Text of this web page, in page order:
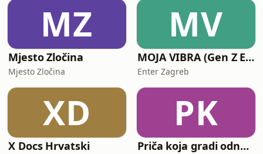
MZ
Mjesto Zločina
Mjesto Zločina
MV
MOJA VIBRA (Gen Z ENTER podcast)
Enter Zagreb
XD
X Docs Hrvatski
PK
Priča koja gradi odnose